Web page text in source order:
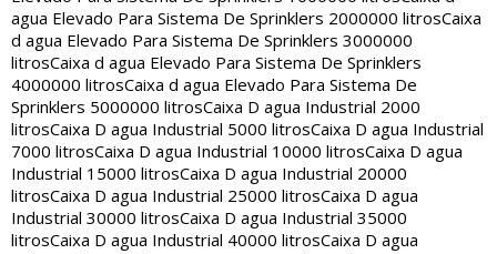
agua Elevado Para Sistema De Sprinklers 2000000 litrosCaixa
d agua Elevado Para Sistema De Sprinklers 3000000
litrosCaixa d agua Elevado Para Sistema De Sprinklers
4000000 litrosCaixa d agua Elevado Para Sistema De
Sprinklers 5000000 litrosCaixa D agua Industrial 2000
litrosCaixa D agua Industrial 5000 litrosCaixa D agua Industrial
7000 litrosCaixa D agua Industrial 10000 litrosCaixa D agua
Industrial 15000 litrosCaixa D agua Industrial 20000
litrosCaixa D agua Industrial 25000 litrosCaixa D agua
Industrial 30000 litrosCaixa D agua Industrial 35000
litrosCaixa D agua Industrial 40000 litrosCaixa D agua